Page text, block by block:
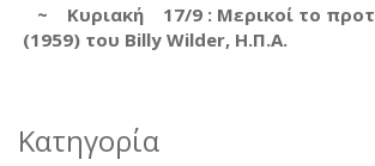
~ Κυριακή 17/9 : Μερικοί το
(1959) του Billy Wilder, Η.Π.Α.
Κατηγορία